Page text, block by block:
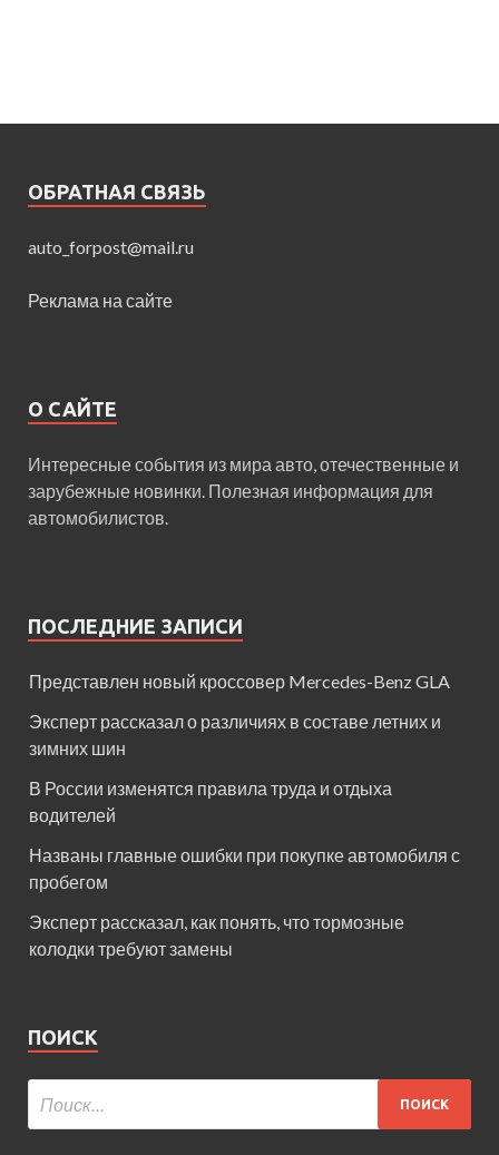
ОБРАТНАЯ СВЯЗЬ
auto_forpost@mail.ru
Реклама на сайте
О САЙТЕ
Интересные события из мира авто, отечественные и
зарубежные новинки. Полезная информация для
автомобилистов.
ПОСЛЕДНИЕ ЗАПИСИ
Представлен новый кроссовер Mercedes-Benz GLA
Эксперт рассказал о различиях в составе летних и
зимних шин
В России изменятся правила труда и отдыха
водителей
Названы главные ошибки при покупке автомобиля с
пробегом
Эксперт рассказал, как понять, что тормозные
колодки требуют замены
ПОИСК